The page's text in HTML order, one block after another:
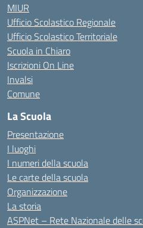
MIUR
Ufficio Scolastico Regionale
Ufficio Scolastico Territoriale
Scuola in Chiaro
Iscrizioni On Line
Invalsi
Comune
La Scuola
Presentazione
I luoghi
I numeri della scuola
Le carte della scuola
Organizzazione
La storia
ASPNet – Rete Nazionale delle